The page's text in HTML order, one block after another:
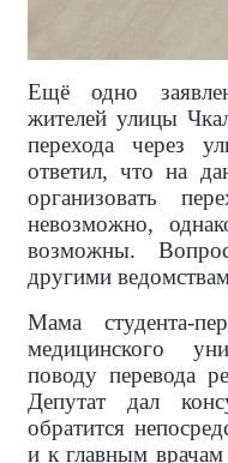
Ещё одно
жителей улицы
перехода через
ответил, что на
организовать
невозможно,
возможны.
другими
Мама студента-
медицинского
поводу перевода
Депутат дал
обратится
и к главным